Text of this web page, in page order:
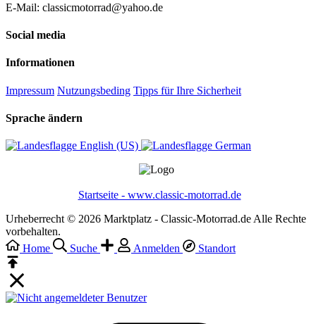
E-Mail: classicmotorrad@yahoo.de
Social media
Informationen
Impressum Nutzungsbeding Tipps für Ihre Sicherheit
Sprache ändern
English (US)‎ German‎
Startseite - www.classic-motorrad.de
Urheberrecht © 2026 Marktplatz - Classic-Motorrad.de Alle Rechte
vorbehalten.
Home
Suche Anmelden Standort